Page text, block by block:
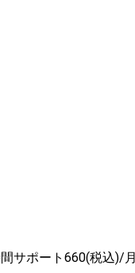
サポート660(税込)/月